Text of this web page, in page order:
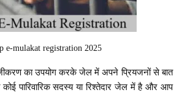
e-mulakat registration 2025
का उपयोग करके जेल में अपने प्रियजनों से बात
पारिवारिक सदस्य या रिश्तेदार जेल में है और आप